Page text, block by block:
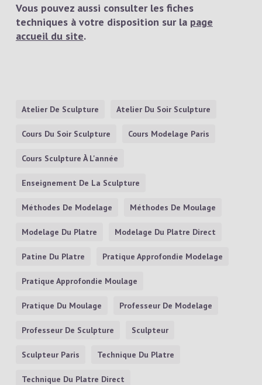
Vous pouvez aussi consulter les fiches
techniques à votre disposition sur la page
accueil du site.
Atelier De Sculpture Atelier Du Soir Sculpture
Cours Du Soir Sculpture Cours Modelage Paris
Cours Sculpture À L'année
Enseignement De La Sculpture
Méthodes De Modelage Méthodes De Moulage
Modelage Du Platre Modelage Du Platre Direct
Patine Du Platre Pratique Approfondie Modelage
Pratique Approfondie Moulage
Pratique Du Moulage Professeur De Modelage
Professeur De Sculpture Sculpteur
Sculpteur Paris Technique Du Platre
Technique Du Platre Direct